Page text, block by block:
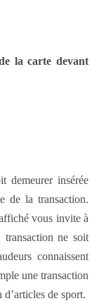
la carte devant
demeurer insérée
de la transaction.
vous invite à
ne soit
connaissent
une transaction
de sport.